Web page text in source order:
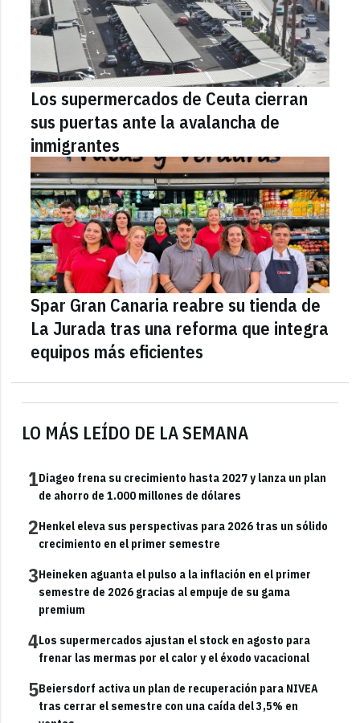
LO MÁS LEÍDO DE LA SEMANA
1Diageo frena su crecimiento hasta 2027 y lanza un plan
de ahorro de 1.000 millones de dólares
2Henkel eleva sus perspectivas para 2026 tras un sólido
crecimiento en el primer semestre
3Heineken aguanta el pulso a la inflación en el primer
semestre de 2026 gracias al empuje de su gama
premium
4Los supermercados ajustan el stock en agosto para
frenar las mermas por el calor y el éxodo vacacional
5Beiersdorf activa un plan de recuperación para NIVEA
tras cerrar el semestre con una caída del 3,5% en
Los supermercados de Ceuta cierran
sus puertas ante la avalancha de
inmigrantes
Spar Gran Canaria reabre su tienda de
La Jurada tras una reforma que integra
equipos más eficientes